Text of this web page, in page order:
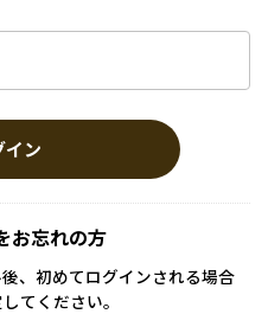
イン
お忘れの方
、初めてログインされる場合
てください。